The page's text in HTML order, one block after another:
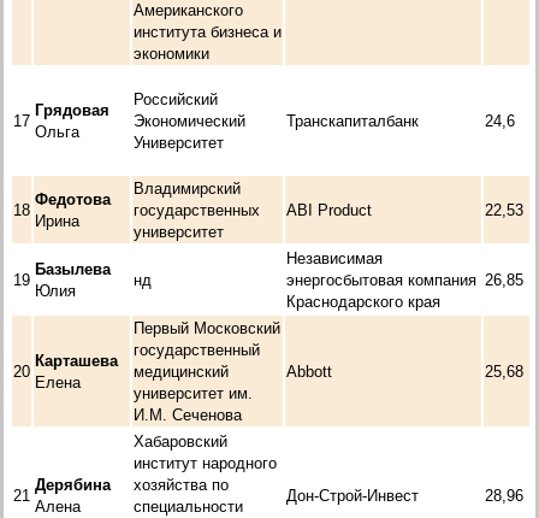
Американского
института бизнеса и
экономики
17
Грядовая
Ольга
Российский
Экономический
Университет
Транскапиталбанк 24,6
18
Федотова
Ирина
Владимирский
государственных
университет
ABI Product 22,53
19
Базылева
Юлия
нд
Независимая
энергосбытовая компания
Краснодарского края
26,85
20
Карташева
Елена
Первый Московский
государственный
медицинский
университет им.
И.М. Сеченова
Abbott 25,68
21
Дерябина
Алена
Хабаровский
институт народного
хозяйства по
специальности
Дон-Строй-Инвест 28,96